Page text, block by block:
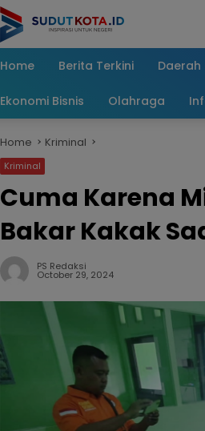
Home
Berita Terkini Daerah
Ekonomi Bisnis Olahraga
Home Kriminal
Kriminal
Cuma Karena
Bakar Kakak
PS Redaksi
October 29, 2024